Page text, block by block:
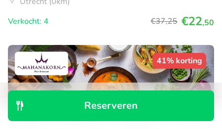
Reserveren
Verkocht: 4
€37,25 €22,50
41% korting